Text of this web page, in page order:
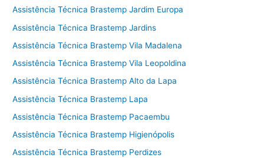
Assistência Técnica Brastemp Jardim Europa
Assistência Técnica Brastemp Jardins
Assistência Técnica Brastemp Vila Madalena
Assistência Técnica Brastemp Vila Leopoldina
Assistência Técnica Brastemp Alto da Lapa
Assistência Técnica Brastemp Lapa
Assistência Técnica Brastemp Pacaembu
Assistência Técnica Brastemp Higienópolis
Assistência Técnica Brastemp Perdizes